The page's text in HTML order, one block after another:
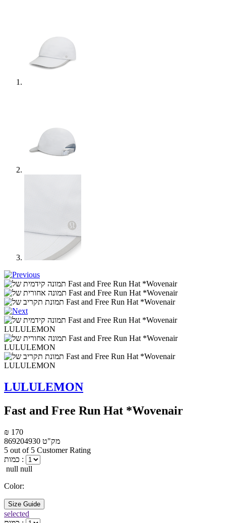
LULULEMON
Fast and Free Run Hat *Wovenair
₪ 170
מק"ט 869204930
5 out of 5 Customer Rating
כמות :
null null
Color:
Size Guide
selected